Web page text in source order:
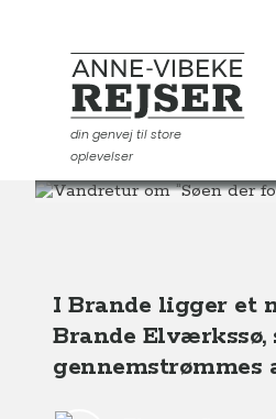
Anne-Vibeke Rejser
din genvej til store
oplevelser
Destinationer
I Brande ligger et
Brande
gennemstrømmes